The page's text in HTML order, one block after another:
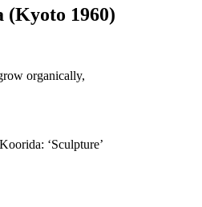
1960)
organically,
‘Sculpture’